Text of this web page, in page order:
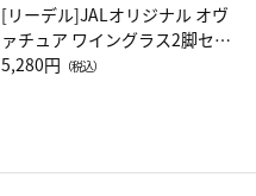
[リーデル]JALオリジナル オヴ
ァチュア ワイングラス2脚セッ
ト（レッドワイン）
5,280円 （税込）